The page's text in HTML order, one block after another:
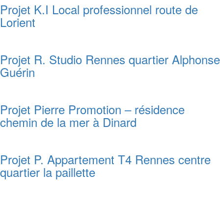
Projet K.I Local professionnel route de
Lorient
Projet R. Studio Rennes quartier Alphonse
Guérin
Projet Pierre Promotion – résidence
chemin de la mer à Dinard
Projet P. Appartement T4 Rennes centre
quartier la paillette